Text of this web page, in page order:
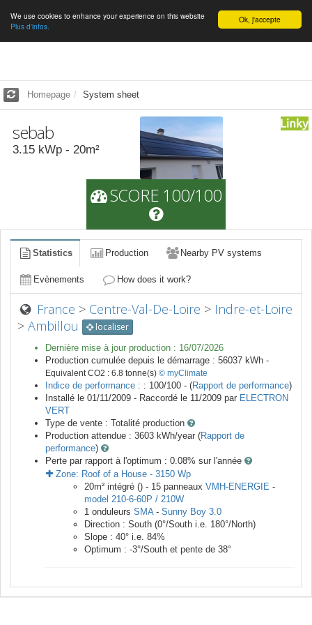
English Ok, j'accepte
We use cookies to enhance your experience on this website
Plus d'infos.
Homepage System sheet
sebab
3.15 kWp - 20m²
SCORE 100/100
Statistics Production Nearby PV systems
Evènements How does it work?
France > Centre-Val-De-Loire > Indre-et-Loire
> Ambillou localiser
Dernière mise à jour production : 16/07/2026
Production cumulée depuis le démarrage : 56037 kWh -
Equivalent CO2 : 6.8 tonne(s) © myClimate
Indice de performance : : 100/100 - (Rapport de performance)
Installé le 01/11/2009 - Raccordé le 11/2009 par ELECTRON
VERT
Type de vente : Totalité production
Production attendue : 3603 kWh/year (Rapport de
performance)
Perte par rapport à l'optimum : 0.08% sur l'année
Zone: Roof of a House - 3150 Wp
20m² intégré () - 15 panneaux VMH-ENERGIE -
model 210-6-60P / 210W
1 onduleurs SMA- Sunny Boy 3.0
Direction : South (0°/South i.e. 180°/North)
Slope : 40° i.e. 84%
Optimum : -3°/South et pente de 38°